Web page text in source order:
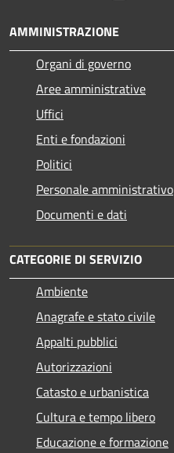
AMMINISTRAZIONE
Organi di governo
Aree amministrative
Uffici
Enti e fondazioni
Politici
Personale amministrativo
Documenti e dati
CATEGORIE DI SERVIZIO
Ambiente
Anagrafe e stato civile
Appalti pubblici
Autorizzazioni
Catasto e urbanistica
Cultura e tempo libero
Educazione e formazione